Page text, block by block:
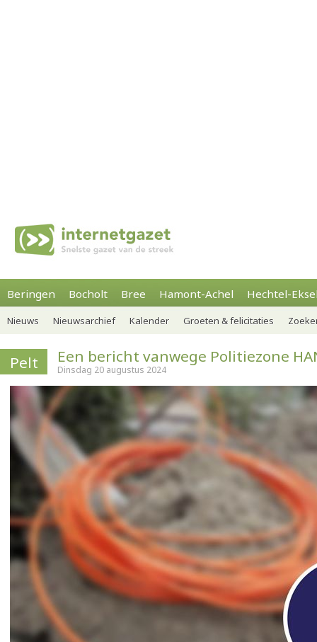
Beringen Bocholt Bree Hamont-Achel Hechtel-
Nieuws Nieuwsarchief Kalender Groeten & felicitaties
Pelt Een bericht vanwege Politiezone
Dinsdag 20 augustus 2024